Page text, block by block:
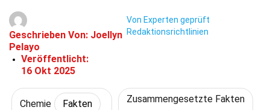
Geschrieben Von: Joellyn
Pelayo
Veröffentlicht:
16 Okt 2025
Von Experten geprüft
Redaktionsrichtlinien
Chemie Fakten Zusammengesetzte Fakten